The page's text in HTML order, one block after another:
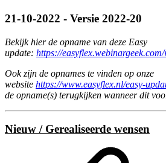
21-10-2022 - Versie 2022-20
Bekijk hier de opname van deze Easy
update: https://
Ook zijn de opnames te vinden op onze
website https://www.easyflex.nl/easy-
de opname(s) terugkijken wann­­­eer dit
Nieuw / Gerealiseerde wensen